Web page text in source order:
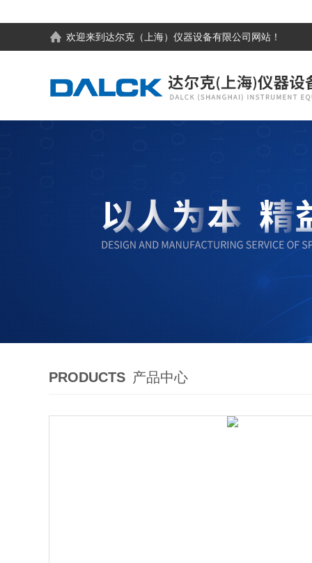
欢迎来到达尔克（上海）仪器设备有限公司 网站！
PRODUCTS 产品中心